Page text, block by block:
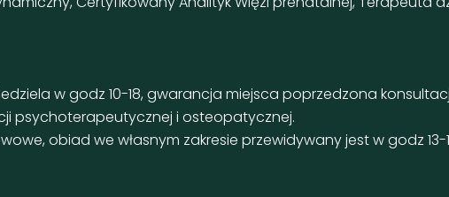
w godz 10-18, gwarancja miejsca poprzedzona
psychoterapeutycznej i osteopatycznej.
obiad we własnym zakresie przewidywany jest w godz 13-